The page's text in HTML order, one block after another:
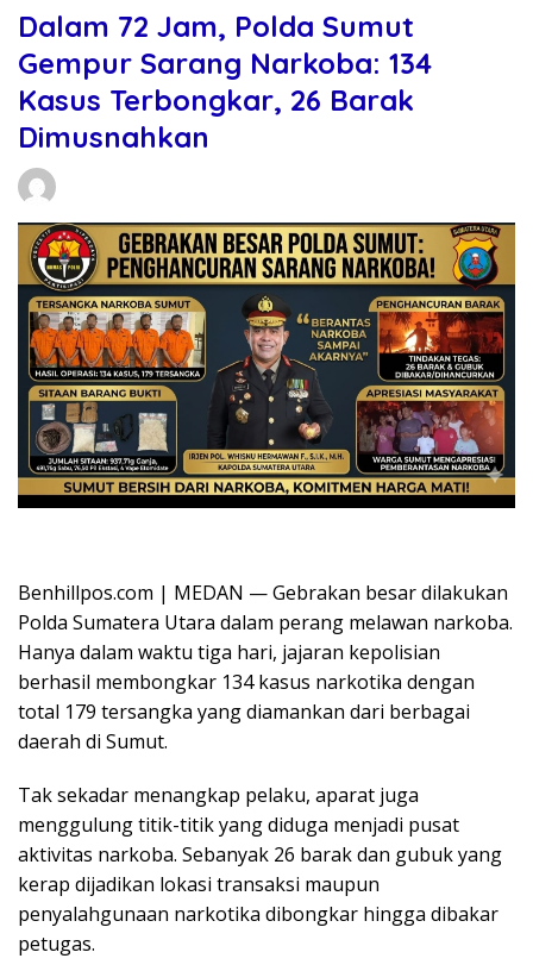
Dalam 72 Jam, Polda Sumut
Gempur Sarang Narkoba: 134
Kasus Terbongkar, 26 Barak
Dimusnahkan
Benhillpos.com | MEDAN — Gebrakan besar dilakukan
Polda Sumatera Utara dalam perang melawan narkoba.
Hanya dalam waktu tiga hari, jajaran kepolisian
berhasil membongkar 134 kasus narkotika dengan
total 179 tersangka yang diamankan dari berbagai
daerah di Sumut.
Tak sekadar menangkap pelaku, aparat juga
menggulung titik-titik yang diduga menjadi pusat
aktivitas narkoba. Sebanyak 26 barak dan gubuk yang
kerap dijadikan lokasi transaksi maupun
penyalahgunaan narkotika dibongkar hingga dibakar
petugas.